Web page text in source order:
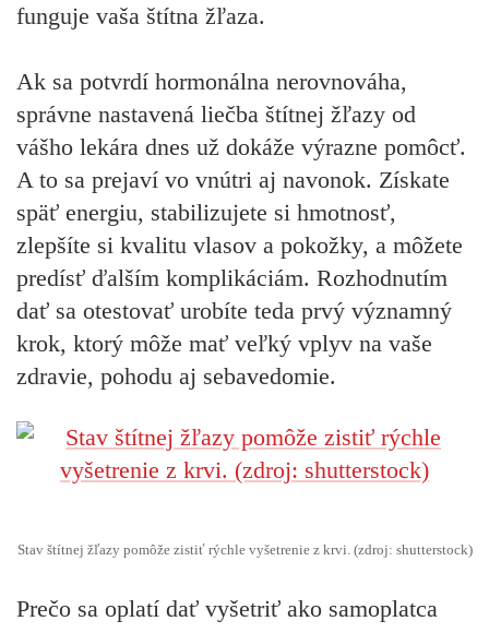
funguje vaša štítna žľaza.
Ak sa potvrdí hormonálna nerovnováha,
správne nastavená liečba štítnej žľazy od
vášho lekára dnes už dokáže výrazne pomôcť.
A to sa prejaví vo vnútri aj navonok. Získate
späť energiu, stabilizujete si hmotnosť,
zlepšíte si kvalitu vlasov a pokožky, a môžete
predísť ďalším komplikáciám. Rozhodnutím
dať sa otestovať urobíte teda prvý významný
krok, ktorý môže mať veľký vplyv na vaše
zdravie, pohodu aj sebavedomie.
Stav štítnej žľazy pomôže zistiť rýchle vyšetrenie z krvi. (zdroj: shutterstock)
Prečo sa oplatí dať vyšetriť ako samoplatca